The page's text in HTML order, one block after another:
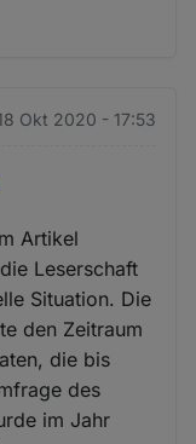
Okt 2020 - 17:53
Artikel
Leserschaft
Situation. Die
den Zeitraum
die bis
des
im Jahr